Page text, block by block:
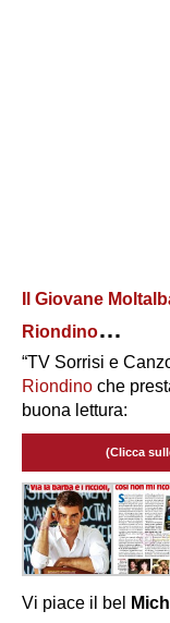
Il Giovane
Riondino…
“TV Sorrisi e
Riondino che
buona lettura:
(Clicca
Vi piace il bel